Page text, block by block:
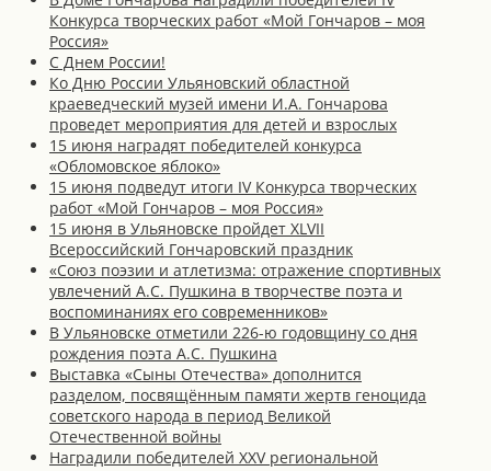
Конкурса творческих работ «Мой Гончаров – моя
Россия»
С Днем России!
Ко Дню России Ульяновский областной
краеведческий музей имени И.А. Гончарова
проведет мероприятия для детей и взрослых
15 июня наградят победителей конкурса
«Обломовское яблоко»
15 июня подведут итоги IV Конкурса творческих
работ «Мой Гончаров – моя Россия»
15 июня в Ульяновске пройдет XLVII
Всероссийский Гончаровский праздник
«Союз поэзии и атлетизма: отражение спортивных
увлечений А.С. Пушкина в творчестве поэта и
воспоминаниях его современников»
В Ульяновске отметили 226-ю годовщину со дня
рождения поэта А.С. Пушкина
Выставка «Сыны Отечества» дополнится
разделом, посвящённым памяти жертв геноцида
советского народа в период Великой
Отечественной войны
Наградили победителей XXV региональной